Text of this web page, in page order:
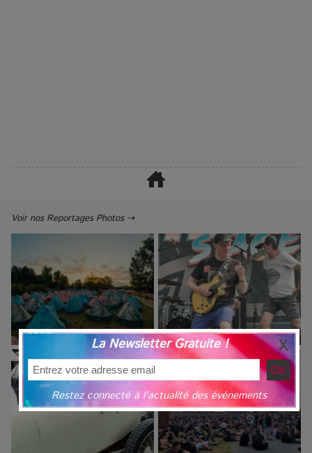
Voir nos Reportages Photos ⇢
La Newsletter Gratuite !
Restez connecté à l'actualité des événements